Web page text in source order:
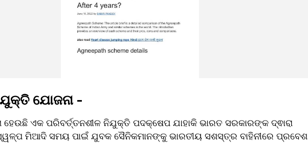
ଯୋଜନା -
ଏକ ପରିବର୍ତ୍ତନଶୀଳ ନିଯୁକ୍ତି ପଦକ୍ଷେପ ଯାହାକି ଭାରତ ସରକାରଙ୍କ ଦ୍ଵାରା
ମିଆଦି ସମୟ ପାଇଁ ଯୁବକ ସୈନିକମାନଙ୍କୁ ଭାରତୀୟ ସଶସ୍ତ୍ର ବାହିନୀରେ ପ୍ରବେଶ